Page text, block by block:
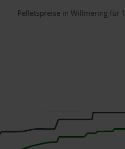
Pelletspreise in Willmering für